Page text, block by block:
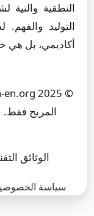
النطقية والنية
التوليد
أكاديمي، بل هي
المريح فقط.
الوثائق
سياسة